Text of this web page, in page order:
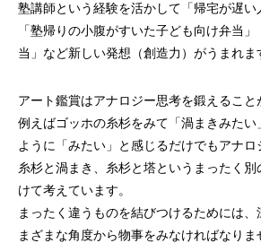
塾講師という経験を活かして「帰宅が遅い
「塾帰りの小腹がすいた子ども向け弁当
当」など新しい発想（創造力）がうまれま
アート鑑賞はアナロジー思考を鍛えること
例えばゴッホの糸杉をみて「渦まきみたい
ように「みたい」と感じるだけでもアナロ
糸杉と渦まき、糸杉と塔というまったく
けて考えています。
まったく違うものを結びつけるためには、
まざまな角度から物事をみなければなりま